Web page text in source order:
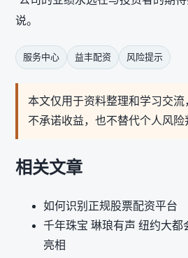
说。
服务中心 益丰配资 风险提示
本文仅用于资料整理和学习交流
不承诺收益，也不替代个人风险
相关文章
如何识别正规股票配资平台
千年珠宝 琳琅有声 纽约大都
亮相